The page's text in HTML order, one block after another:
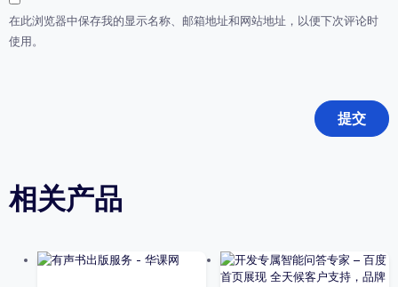
在此浏览器中保存我的显示名称、邮箱地址和网站地址，以便下次评论时
使用。
相关产品